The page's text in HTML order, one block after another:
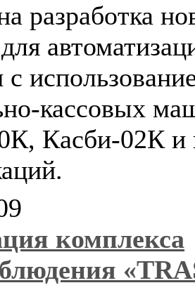
разработка
с
кассовых
Касби-02К и
комплекса